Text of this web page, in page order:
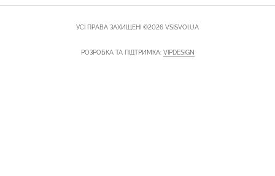
УСІ ПРАВА ЗАХИЩЕНІ ©2026 VSISVOI.UA
РОЗРОБКА ТА ПІДТРИМКА: VIPDESIGN